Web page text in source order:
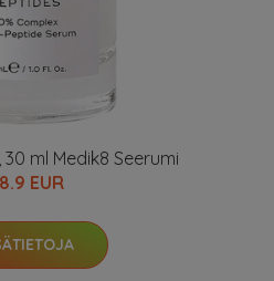
ml Medik8 Seerumi
EUR